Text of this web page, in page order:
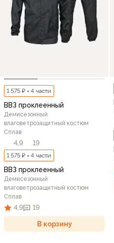
1 575 ₽ × 4 части
ВВЗ проклеенный
Демисезонный
влаговетрозащитный костюм
Сплав
4,9 19
1 575 ₽ × 4 части
ВВЗ проклеенный
Демисезонный
влаговетрозащитный костюм
Сплав
4,9 19
В корзину